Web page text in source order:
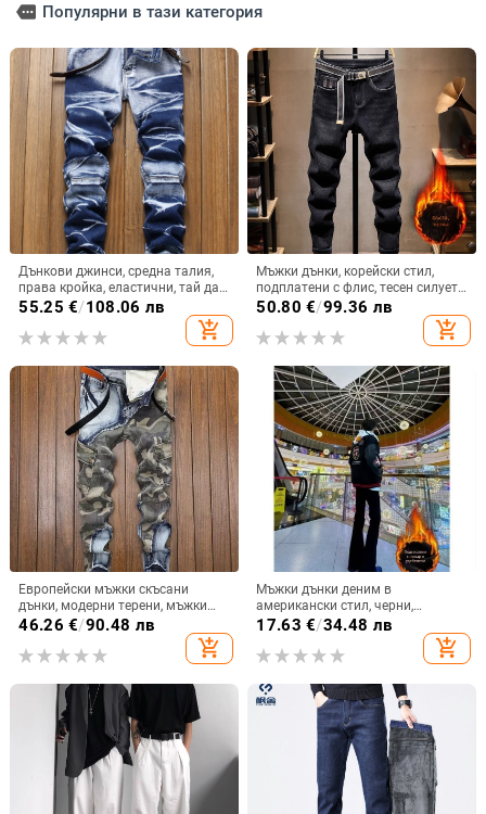
more Популярни в тази категория
Дънкови джинси, средна талия,
права кройка, еластични, тай дай
принт, пясъчно измиване,
55.25 €/108.06 лв
add_shopping_cart
Мъжки дънки, корейски стил,
подплатени с флис, тесен силует,
средно висока талия, цип за
50.80 €/99.36 лв
add_shopping_cart
Европейски мъжки скъсани
дънки, модерни терени, мъжки
фенове, цветни, слим крой, Tingo,
модерни ежедневни панталони,
есен
46.26 €/90.48 лв
add_shopping_cart
Мъжки дънки деним в
американски стил, черни,
подплатени с флис, за есен-зима,
ретро силует, слим прав крак
17.63 €/34.48 лв
add_shopping_cart